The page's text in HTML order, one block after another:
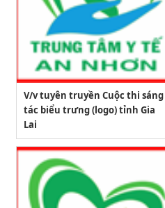
V/v tuyên truyền Cuộc thi sáng
tác biểu trưng (logo) tỉnh Gia
Lai